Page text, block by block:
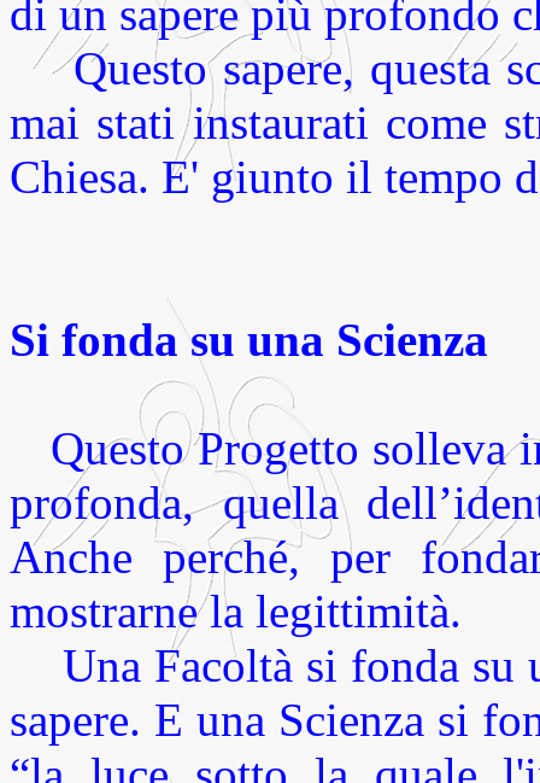
di un sapere più profondo
Questo sapere, questa
mai stati instaurati come
Chiesa. E' giunto il tempo
Si fonda su una Scienza
Questo Progetto solleva
profonda, quella
Anche perché, per
mostrarne la legittimità.
Una Facoltà si fonda su
sapere. E una Scienza si